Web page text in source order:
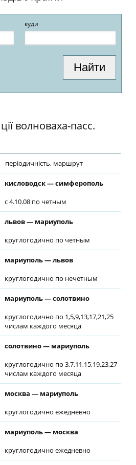
куди
волноваха-пасс.
періодичність, маршрут
кисловодск — симферополь
с 4.10.08 по четным
львов — мариуполь
круглогодично по четным
мариуполь — львов
круглогодично по нечетным
мариуполь — солотвино
круглогодично по 1,5,9,13,17,21,25
числам каждого месяца
солотвино — мариуполь
круглогодично по 3,7,11,15,19,23,27
числам каждого месяца
москва — мариуполь
круглогодично ежедневно
мариуполь — москва
круглогодично ежедневно